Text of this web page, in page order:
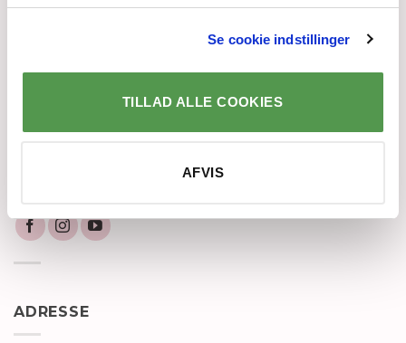
Se cookie indstillinger
TILLAD ALLE COOKIES
AFVIS
Telefon: 25 37 67 77
kontakt@kagegrisen.dk
Følg grisen på de sociale medier:
ADRESSE